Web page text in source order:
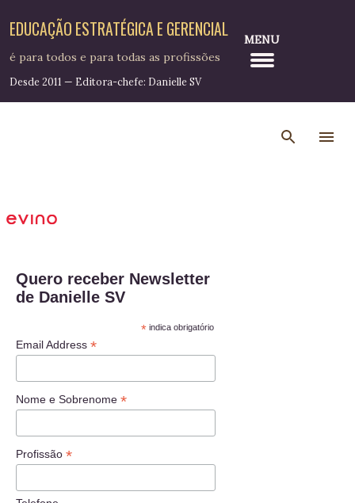
Pular para o conteúdo principal
EDUCAÇÃO ESTRATÉGICA E GERENCIAL
é para todos e para todas as profissões
Desde 2011 — Editora-chefe: Danielle SV
MENU
Quero receber Newsletter
de Danielle SV
*indica obrigatório
Email Address *
Nome e Sobrenome *
Profissão *